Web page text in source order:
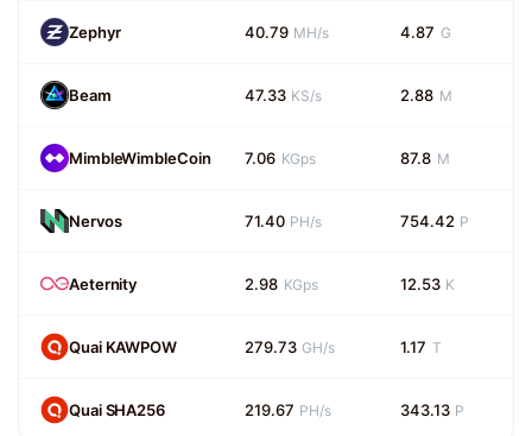
Zephyr 40.79 MH/s 4.87 G
Beam 47.33 KS/s 2.88 M
MimbleWimbleCoin 7.06 KGps 87.8 M
Nervos 71.40 PH/s 754.42 P
Aeternity 2.98 KGps 12.53 K
Quai KAWPOW 279.73 GH/s 1.17 T
Quai SHA256 219.67 PH/s 343.13 P